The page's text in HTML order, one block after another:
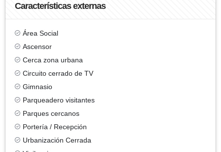
Características externas
Área Social
Ascensor
Cerca zona urbana
Circuito cerrado de TV
Gimnasio
Parqueadero visitantes
Parques cercanos
Portería / Recepción
Urbanización Cerrada